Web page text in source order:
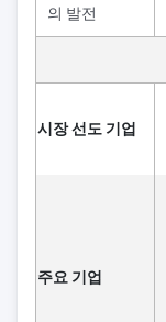
의 발전
시장 선도 기업
주요 기업